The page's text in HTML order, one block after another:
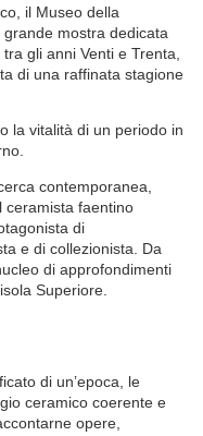
il Museo della
mostra dedicata
gli anni Venti e Trenta,
di una raffinata stagione
la vitalità di un periodo in
contemporanea,
ceramista faentino
di
e di collezionista. Da
di approfondimenti
Superiore.
di un’epoca, le
ceramico coerente e
opere,